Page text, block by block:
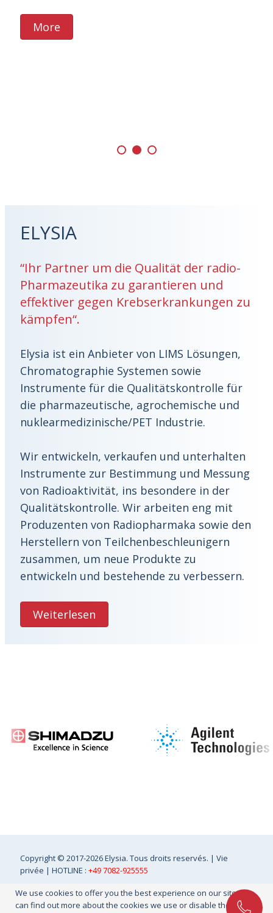
ELYSIA
“Ihr Partner um die Qualität der radio-
Pharmazeutika zu garantieren und
effektiver gegen Krebserkrankungen zu
kämpfen“.
Elysia ist ein Anbieter von LIMS Lösungen,
Chromatographie Systemen sowie
Instrumente für die Qualitätskontrolle für
die pharmazeutische, agrochemische und
nuklearmedizinische/PET Industrie.
Wir entwickeln, verkaufen und unterhalten
Instrumente zur Bestimmung und Messung
von Radioaktivität, ins besondere in der
Qualitätskontrolle. Wir arbeiten eng mit
Produzenten von Radiopharmaka sowie den
Herstellern von Teilchenbeschleunigern
zusammen, um neue Produkte zu
entwickeln und bestehende zu verbessern.
Weiterlesen
Copyright © 2017-2026 Elysia. Tous droits reservés. |Vie
privée | HOTLINE :+49 7082-925555
We use cookies to offer you the best experience on our site. You
can find out more about the cookies we use or disable them in